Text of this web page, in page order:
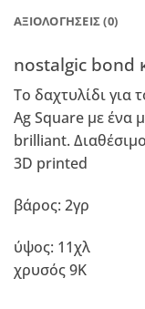
ΑΞΙΟΛΟΓΉΣΕΙΣ (0)
nostalgic bond
Το δαχτυλίδι για
Ag Square με ένα
brilliant.
3D printed
βάρος: 2γρ
ύψος: 11χλ
χρυσός 9Κ